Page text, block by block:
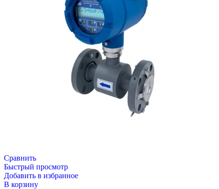
Сравнить
Быстрый просмотр
Добавить в избранное
В корзину